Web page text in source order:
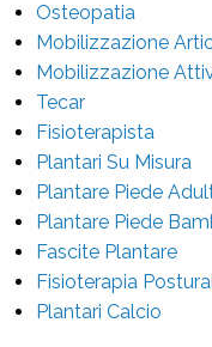
Osteopatia
Mobilizzazione
Mobilizzazione
Tecar
Fisioterapista
Plantari Su Misura
Plantare Piede
Plantare Piede
Fascite Plantare
Fisioterapia
Plantari Calcio